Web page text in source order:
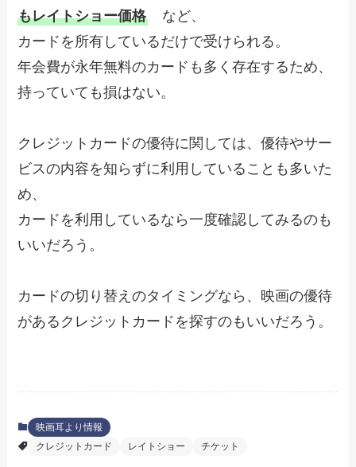
もレイトショー価格 など、
カードを所有しているだけで受けられる。
年会費が永年無料のカードも多く存在するため、
持っていても損はない。
クレジットカードの優待に関しては、優待やサー
ビスの内容を知らずに利用していることも多いた
め、
カードを利用しているなら一度確認してみるのも
いいだろう。
カードの切り替えのタイミングなら、映画の優待
があるクレジットカードを探すのもいいだろう。
映画耳より情報
クレジットカード
レイトショー チケット